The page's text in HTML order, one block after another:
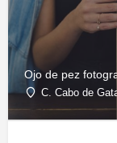
Ojo de pez
C. Cabo de